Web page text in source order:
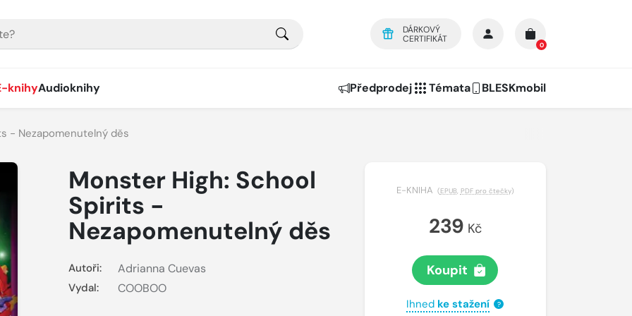
DÁRKOVÝ
CERTIFIKÁT
0
knihyAudioknihy Předprodej Témata BLESKmobil
- Nezapomenutelný děs
Monster High: School
Spirits -
Nezapomenutelný děs
Autoři: Adrianna Cuevas
Vydal: COOBOO
E-KNIHA (EPUB, PDF pro čtečky)
239 Kč
Koupit
Ihned ke stažení ?